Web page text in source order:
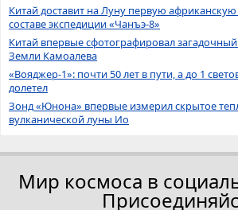
Китай доставит на Луну первую
составе экспедиции «Чанъэ-8»
Китай впервые сфотографировал загадочный
Земли Камоалева
«Вояджер-1»: почти 50 лет в пути, а до 1
долетел
Зонд «Юнона» впервые измерил скрытое
вулканической луны Ио
Мир космоса в